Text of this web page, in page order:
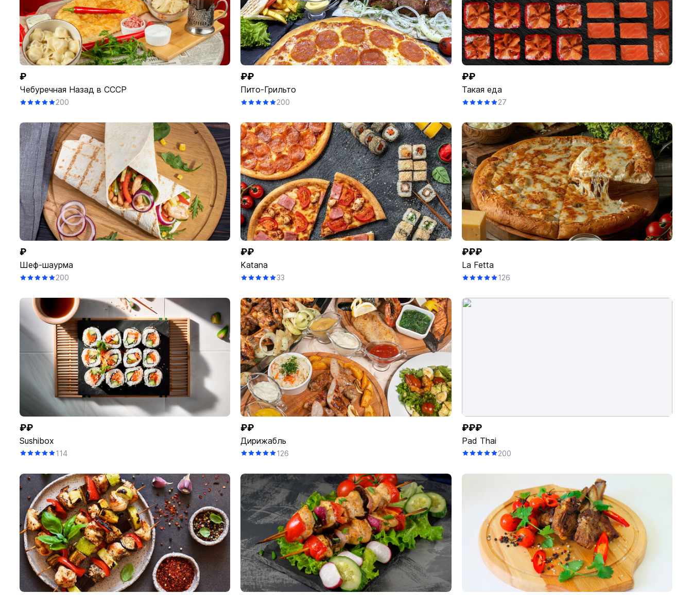
₽
Чебуречная Назад в СССР
200
₽₽
Пито-Грильто
200
₽₽
Такая еда
27
₽
Шеф-шаурма
200
₽₽
Katana
33
₽₽₽
La Fetta
126
₽₽
Sushibox
114
₽₽
Дирижабль
126
₽₽₽
Pad Thai
200